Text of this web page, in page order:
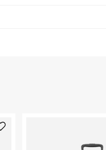
המתאימה לכם,
חשוב להדביק את מדבקת
שלכם.
בע"מ